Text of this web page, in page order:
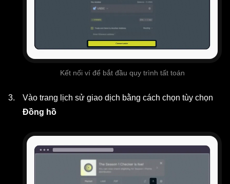
Kết nối ví để bắt đầu quy trình tất toán
Vào trang lịch sử giao dịch bằng cách chọn tùy chọn
Đồng hồ